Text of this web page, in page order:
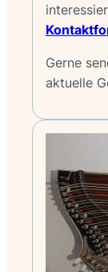
Gerne
aktuelle